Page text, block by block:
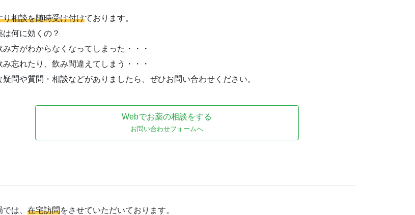
り相談を随時受け付けております。
は何に効くの？
み方がわからなくなってしまった・・・
み忘れたり、飲み間違えてしまう・・・
疑問や質問・相談などがありましたら、ぜひお問い合わせください。
Webでお薬の相談をする
お問い合わせフォームへ
は、 在宅訪問をさせていただいております。